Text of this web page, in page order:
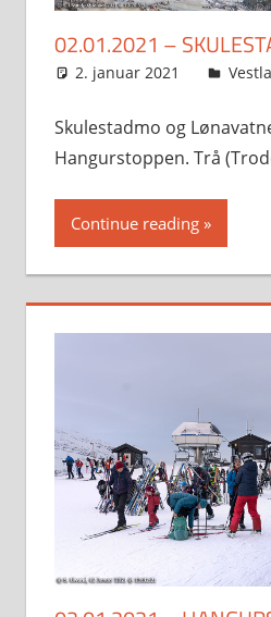
02.01.2021 –
2. januar 2021 Svein
Skulestadmo og
Hangurstoppen. Trå
Continue reading